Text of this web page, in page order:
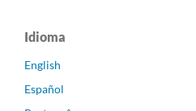
Idioma
English
Español